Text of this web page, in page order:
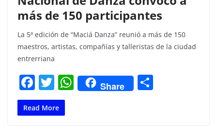
más de 150 participantes
La 5ª edición de “Maciá Danza” reunió a más de 150
maestros, artistas, compañías y talleristas de la ciudad
entrerriana
F
a
c
T
w
itt
W
h
Share
Read More